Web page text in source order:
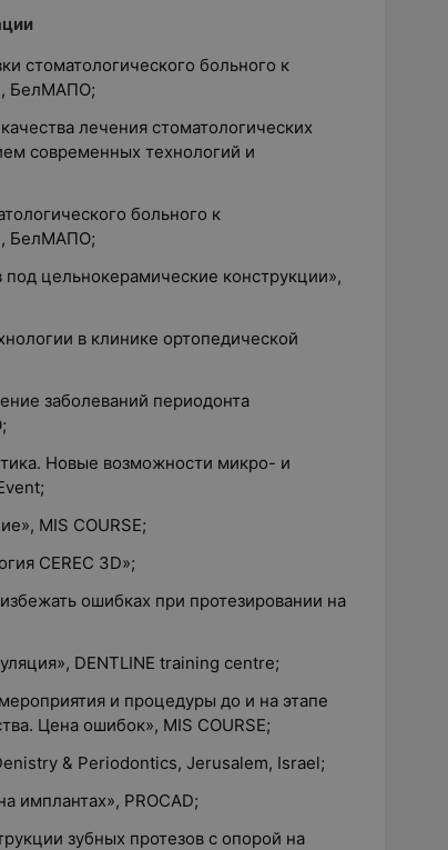
стоматологического больного к
БелМАПО;
лечения стоматологических
современных технологий и
больного к
БелМАПО;
под цельнокерамические конструкции»,
в клинике ортопедической
заболеваний периодонта
Новые возможности микро- и
MIS COURSE;
CEREC 3D»;
ошибках при протезировании на
DENTLINE training centre;
и процедуры до и на этапе
Цена ошибок», MIS COURSE;
& Periodontics, Jerusalem, Israel;
имплантах», PROCAD;
зубных протезов с опорой на